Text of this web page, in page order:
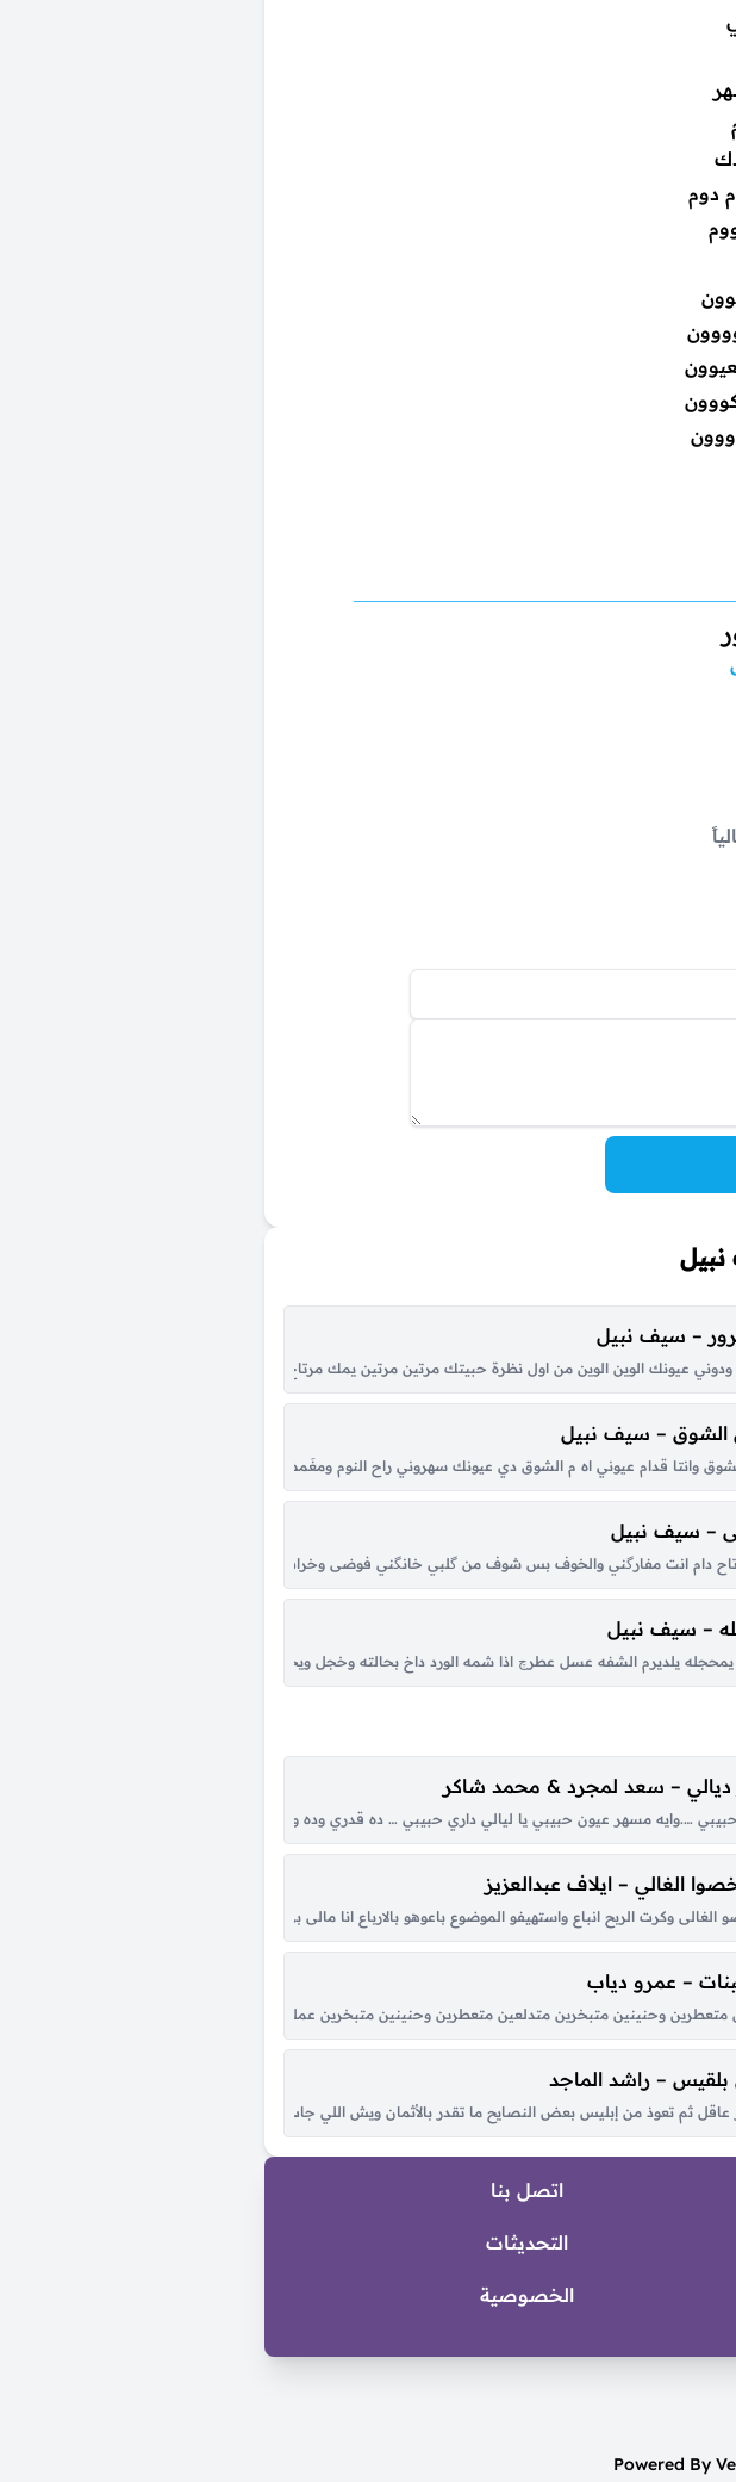
دوم
اي حصتي … والية قوية قوية … اي حصتي والية يا عيوني هالجمال اعلة الوجع دلوا وخلوا غصن البان يتمايل علي
– سيف نبيل
ودوني عيونك الوين الوين من اول نظرة حبيتك مرتين مرتين يمك مرتاح البال وكلش زين و زين و زين و زين و
بيحني الورد رشي دفا بيبكي الورد اتطلعي بعينك عالسما بتغار من السما ولأرض وحياة عيونا الوساع
الشوق – سيف نبيل
وانتا قدام عيوني اه م الشوق دي عيونك سهروني راح النوم ومغَمضتش عيني وانا وياك بسرح وبتوه ليالي
ألي أريدة الحبيبة الجديدة دلعوها سموها هي أحلى وحدة بس هي بس هي قلبي لي تسعده محلها محلها مثل
– سيف نبيل
دام انت مفارگني والخوف بس شوف من گلبي خانگني فوضى وخراب خراب عايش اني تدري سواك سواك مالي
بس عيني … نضرها انكتب بسمك .. بال اي تعــب توه عمرهااا انحســب …بالشووگ….تريد انت بسسس عليك امــووت
– سيف نبيل
يلديرم الشفه عسل عطرچ اذا شمه الورد داخ بحالته وخجل ويحبيبه عينچ هايه هم عدها ثار ويايه من
هذه الليلة غنوا معانا في هالليلة
ديالي – سعد لمجرد & محمد شاكر
….وايه مسهر عيون حبيبي يا ليالي داري حبيبي … ده قدري وده ونصيبي ابو العيون السود … ورد الخد عليه
…وحبك رجع احساسو كان فاكر …مبقاش في عشره …ولا فيك ناسو طب خليك جنبو …ما اصلو بيسألني عنك
الغالي – ايلاف عبدالعزيز
الغالى وكرت الربح انباع واستهيفو الموضوع باعوهو بالارباع انا مالى بى الزى ديل ليه ياخ من القله بس كلو من
سحاب الكون القى النور متجلّي والمح في خدود الشمس وجهك ساطع وربك اعدّ الوقت بس اوصل واشوفك صدق
– عمرو دياب
وحنينين متبخرين متدلعين متعطرين وحنينين متبخرين عملوا الحرير يا ولا، شبه البنات لولا البنات يا ولا
الأولي الصوت الحيدري كبّر حيدر حيدر بيّن عزم للمهدي المنتقم واللي كابل علي يخسر إشما تنوي عله الحرب
– راشد الماجد
ثم تعوذ من إبليس بعض النصايح ما تقدر بالأثمان ويش اللي جاب من اليمن عرش بلقيس لو ما لفا
اتصل بنا
التحديثات
الخصوصية
Powered By